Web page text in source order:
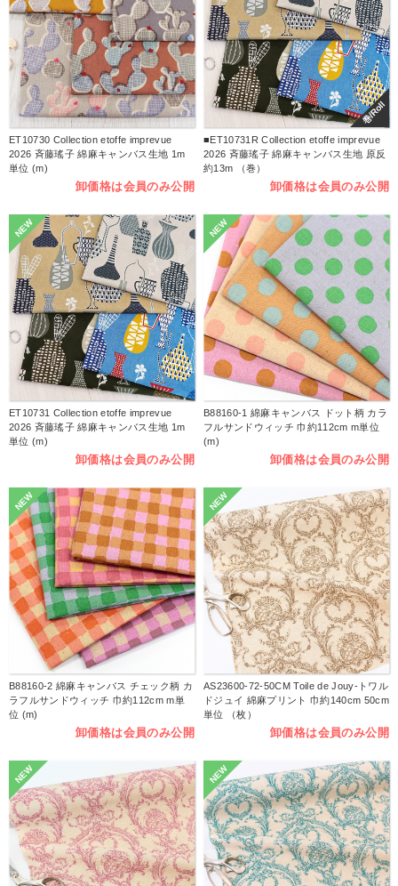
ET10730 Collection etoffe imprevue
2026 斉藤瑤子 綿麻キャンバス生地 1m
単位 (m)
卸価格は会員のみ公開
巻/Roll
■ET10731R Collection etoffe imprevue
2026 斉藤瑤子 綿麻キャンバス生地 原反
約13m （巻）
卸価格は会員のみ公開
NEW
ET10731 Collection etoffe imprevue
2026 斉藤瑤子 綿麻キャンバス生地 1m
単位 (m)
卸価格は会員のみ公開
NEW
B88160-1 綿麻キャンバス ドット柄 カラ
フルサンドウィッチ 巾約112cm m単位
(m)
卸価格は会員のみ公開
NEW
B88160-2 綿麻キャンバス チェック柄 カ
ラフルサンドウィッチ 巾約112cm m単
位 (m)
卸価格は会員のみ公開
NEW
AS23600-72-50CM Toile de Jouy-トワル
ドジュイ 綿麻プリント 巾約140cm 50cm
単位 （枚）
卸価格は会員のみ公開
NEW NEW